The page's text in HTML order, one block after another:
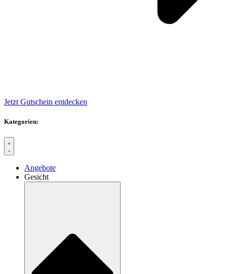
Jetzt Gutschein entdecken
Kategorien:
Angebote
Gesicht